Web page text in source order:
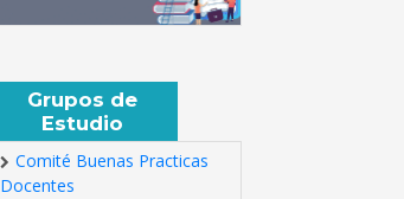
Grupos de
Estudio
Comité Buenas Practicas
Docentes